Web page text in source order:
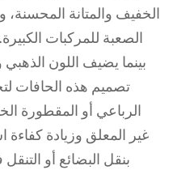
الخفيف والمتانة
الصعبة للمركبات
بينما يضيف اللون
تصميم هذه الحافات
الرباعي أو المقطورة
غير المعلق وزيادة
بنقل البضائع أو